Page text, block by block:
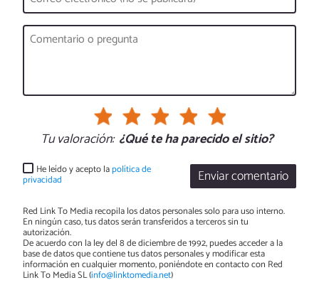
Tu valoración: ¿Qué te ha parecido el sitio?
Enviar comentario
He leído y acepto lapolítica de
privacidad
Red Link To Media recopila los datos personales solo para uso interno.
En ningún caso, tus datos serán transferidos a terceros sin tu
autorización.
De acuerdo con la ley del 8 de diciembre de 1992, puedes acceder a la
base de datos que contiene tus datos personales y modificar esta
información en cualquier momento, poniéndote en contacto con Red
Link To Media SL (info@linktomedia.net)